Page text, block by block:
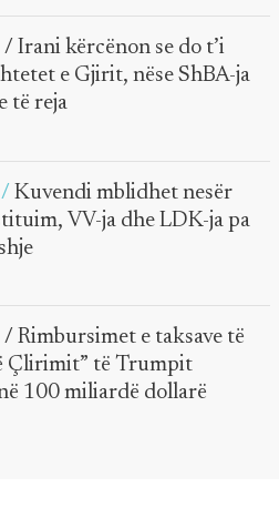
/ Irani kërcënon se do t’i
e Gjirit, nëse ShBA-ja
të reja
Kuvendi mblidhet nesër
VV-ja dhe LDK-ja pa
/ Rimbursimet e taksave të
Çlirimit” të Trumpit
100 miliardë dollarë